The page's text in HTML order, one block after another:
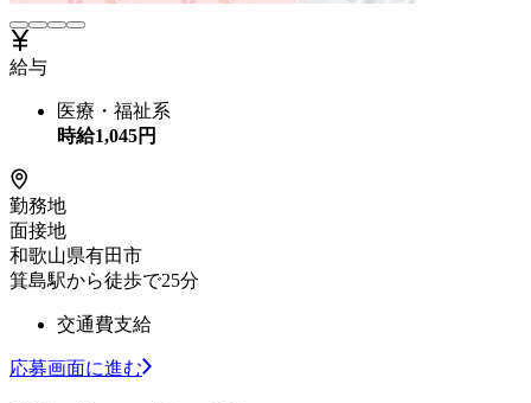
給与
医療・福祉系
時給1,045円
勤務地
面接地
和歌山県有田市
箕島駅から徒歩で25分
交通費支給
応募画面に進む